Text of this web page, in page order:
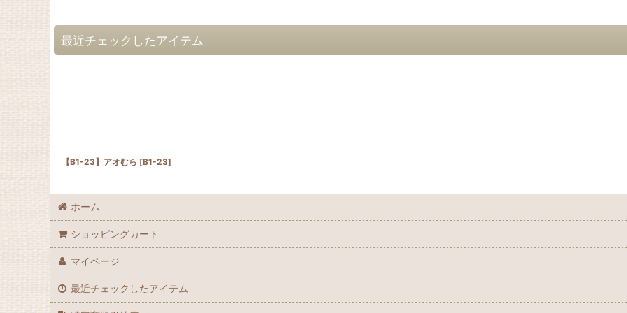
最近チェックしたアイテム
【B1-23】アオむら [B1-23]
ホーム
ショッピングカート
マイページ
最近チェックしたアイテム